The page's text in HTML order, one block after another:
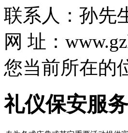
联系人：孙先
网 址：
您当前所在的
礼仪保安服务